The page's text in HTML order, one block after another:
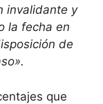
invalidante y
la fecha en
de
que